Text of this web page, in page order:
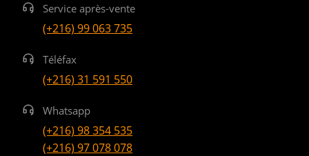
Service après-vente
(+216) 99 063 735
Téléfax
(+216) 31 591 550
Whatsapp
(+216) 98 354 535
(+216) 97 078 078